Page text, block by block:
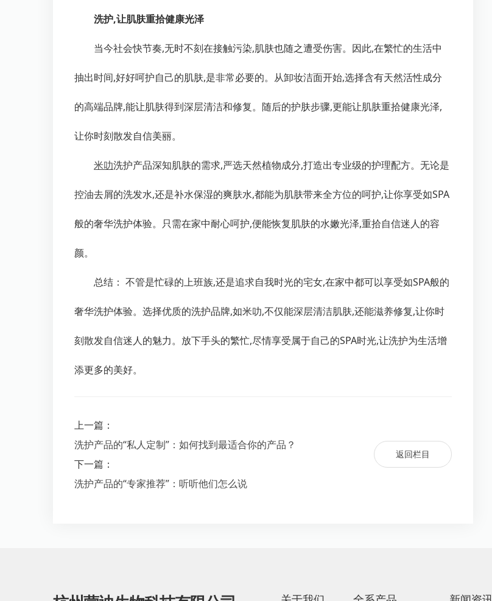
洗护,让肌肤重拾健康光泽
当今社会快节奏,无时不刻在接触污染,肌肤也随之遭受伤害。因此,在繁忙的生活中
抽出时间,好好呵护自己的肌肤,是非常必要的。从卸妆洁面开始,选择含有天然活性成分
的高端品牌,能让肌肤得到深层清洁和修复。随后的护肤步骤,更能让肌肤重拾健康光泽,
让你时刻散发自信美丽。
米叻洗护产品深知肌肤的需求,严选天然植物成分,打造出专业级的护理配方。无论是
控油去屑的洗发水,还是补水保湿的爽肤水,都能为肌肤带来全方位的呵护,让你享受如SPA
般的奢华洗护体验。只需在家中耐心呵护,便能恢复肌肤的水嫩光泽,重拾自信迷人的容
颜。
总结： 不管是忙碌的上班族,还是追求自我时光的宅女,在家中都可以享受如SPA般的
奢华洗护体验。选择优质的洗护品牌,如米叻,不仅能深层清洁肌肤,还能滋养修复,让你时
刻散发自信迷人的魅力。放下手头的繁忙,尽情享受属于自己的SPA时光,让洗护为生活增
添更多的美好。
上一篇：
洗护产品的“私人定制”：如何找到最适合你的产品？
下一篇：
洗护产品的“专家推荐”：听听他们怎么说
返回栏目